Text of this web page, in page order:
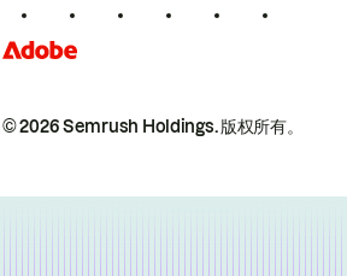
© 2026 Semrush Holdings.版权所有。